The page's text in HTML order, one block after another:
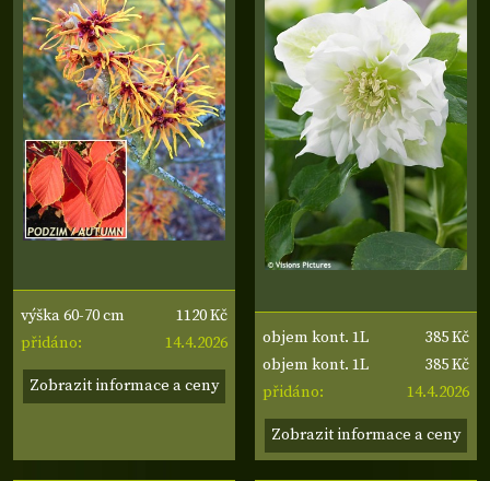
výška 60-70 cm
1120 Kč
přidáno:
14.4.2026
Zobrazit informace a ceny
objem kont. 1L
385 Kč
objem kont. 1L
385 Kč
přidáno:
14.4.2026
Zobrazit informace a ceny